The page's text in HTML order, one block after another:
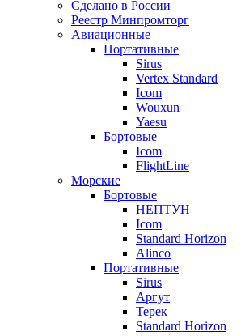
Сделано в России
Реестр Минпромторг
Авиационные
Портативные
Sirus
Vertex Standard
Icom
Wouxun
Yaesu
Бортовые
Icom
FlightLine
Морские
Бортовые
НЕПТУН
Icom
Standard Horizon
Alinco
Портативные
Sirus
Аргут
Терек
Standard Horizon